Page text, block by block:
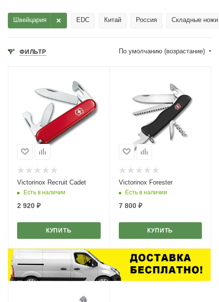
EDC Китай Россия Складные
Швейцария
ФИЛЬТР По умолчанию (возрастание)
Victorinox Recruit Cadet
Есть в наличии
2 920 ₽
КУПИТЬ
Victorinox Forester
Есть в наличии
7 800₽
КУПИТЬ